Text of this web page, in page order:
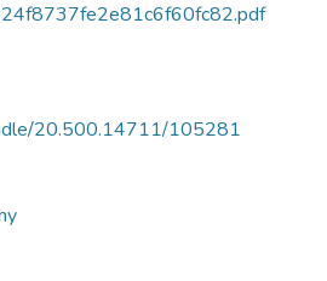
20.500.14711/105281